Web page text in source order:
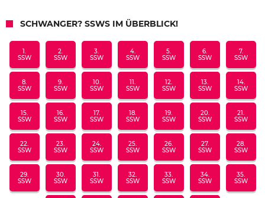
SCHWANGER? SSWS IM ÜBERBLICK!
1.
SSW
2.
SSW
3.
SSW
4.
SSW
5.
SSW
6.
SSW
7.
SSW
8.
SSW
9.
SSW
10.
SSW
11.
SSW
12.
SSW
13.
SSW
14.
SSW
15.
SSW
16.
SSW
17.
SSW
18.
SSW
19.
SSW
20.
SSW
21.
SSW
22.
SSW
23.
SSW
24.
SSW
25.
SSW
26.
SSW
27.
SSW
28.
SSW
29.
SSW
30.
SSW
31.
SSW
32.
SSW
33.
SSW
34.
SSW
35.
SSW